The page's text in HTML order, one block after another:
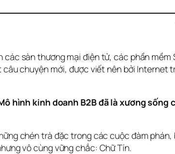
sàn thương mại điện tử, các phần mềm
chuyện mới, được viết nên bởi Internet
hình kinh doanh B2B đã là xương sống
chén trà đặc trong các cuộc đàm phán,
vô cùng vững chắc: Chữ Tín.